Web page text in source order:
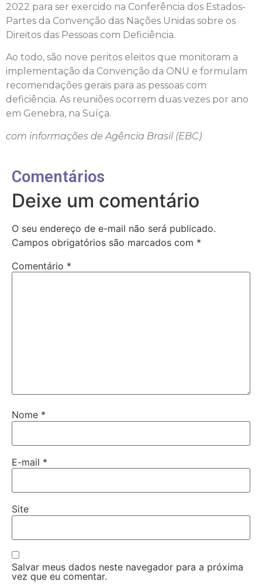
2022 para ser exercido na Conferência dos Estados-
Partes da Convenção das Nações Unidas sobre os
Direitos das Pessoas com Deficiência.
Ao todo, são nove peritos eleitos que monitoram a
implementação da Convenção da ONU e formulam
recomendações gerais para as pessoas com
deficiência. As reuniões ocorrem duas vezes por ano
em Genebra, na Suíça.
com informações de Agência Brasil (EBC)
Comentários
Deixe um comentário
O seu endereço de e-mail não será publicado.
Campos obrigatórios são marcados com *
Comentário *
Nome *
E-mail *
Site
Salvar meus dados neste navegador para a próxima
vez que eu comentar.